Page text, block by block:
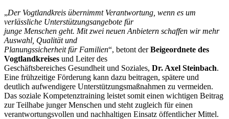
„Der Vogtlandkreis übernimmt Verantwortung, wenn es um
verlässliche Unterstützungsangebote für
junge Menschen geht. Mit zwei neuen Anbietern schaffen wir mehr
Auswahl, Qualität und
Planungssicherheit für Familien“, betont derBeigeordnete des
Vogtlandkreises und Leiter des
Geschäftsbereiches Gesundheit und Soziales, Dr. Axel Steinbach.
Eine frühzeitige Förderung kann dazu beitragen, spätere und
deutlich aufwendigere Unterstützungsmaßnahmen zu vermeiden.
Das soziale Kompetenztraining leistet somit einen wichtigen Beitrag
zur Teilhabe junger Menschen und steht zugleich für einen
verantwortungsvollen und nachhaltigen Einsatz öffentlicher Mittel.